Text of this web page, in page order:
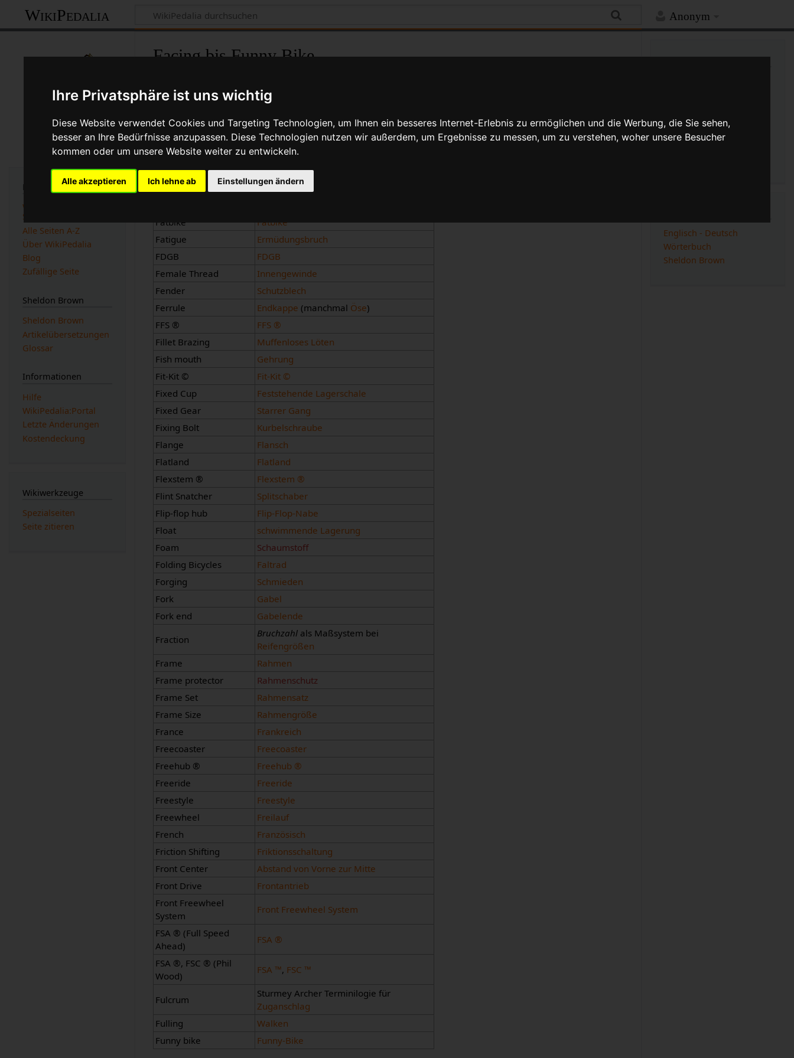
Ihre Privatsphäre ist uns wichtig
Diese Website verwendet Cookies und Targeting Technologien, um Ihnen ein besseres Internet-Erlebnis zu ermöglichen und die Werbung, die Sie sehen,
besser an Ihre Bedürfnisse anzupassen. Diese Technologien nutzen wir außerdem, um Ergebnisse zu messen, um zu verstehen, woher unsere Besucher
kommen oder um unsere Website weiter zu entwickeln.
Alle akzeptieren Ich lehne ab Einstellungen ändern
Anonym
WikiPedalia
Facing bis Funny Bike
Englisch
Deutsch
Facing
Planfräsen
Fading
Bremsschwund
Fairing
Verkleidung
False Flat
Falsche Ebene
Fatbike
Fatbike
Fatigue
Ermüdungsbruch
FDGB
FDGB
Female Thread
Innengewinde
Fender
Schutzblech
Ferrule
Endkappe (manchmal Öse)
FFS ®
FFS ®
Fillet Brazing
Muffenloses Löten
Fish mouth
Gehrung
Fit-Kit ©
Fit-Kit ©
Fixed Cup
Feststehende Lagerschale
Fixed Gear
Starrer Gang
Fixing Bolt
Kurbelschraube
Flange
Flansch
Flatland
Flatland
Flexstem ®
Flexstem ®
Flint Snatcher
Splitschaber
Flip-flop hub
Flip-Flop-Nabe
Float
schwimmende Lagerung
Foam
Schaumstoff
Folding Bicycles
Faltrad
Forging
Schmieden
Fork
Gabel
Fork end
Gabelende
Fraction
Bruchzahl als Maßsystem bei
Reifengrößen
Frame
Rahmen
Frame protector
Rahmenschutz
Frame Set
Rahmensatz
Frame Size
Rahmengröße
France
Frankreich
Freecoaster
Freecoaster
Freehub ®
Freehub ®
Freeride
Freeride
Freestyle
Freestyle
Freewheel
Freilauf
French
Französisch
Friction Shifting
Friktionsschaltung
Front Center
Abstand von Vorne zur Mitte
Front Drive
Frontantrieb
Front Freewheel
System
Front Freewheel System
FSA ® (Full Speed
Ahead)
FSA ®
FSA ®, FSC ® (Phil
Wood)
FSA ™, FSC ™
Fulcrum
Sturmey Archer Terminilogie für
Zuganschlag
Fulling
Walken
Funny bike
Funny-Bike
Navigation
WikiPedalia -
Startseite
Alle Seiten A-Z
Über WikiPedalia
Blog
Zufällige Seite
Sheldon Brown
Sheldon Brown
Artikelübersetzungen
Glossar
Informationen
Hilfe
WikiPedalia:Portal
Letzte Änderungen
Kostendeckung
Wikiwerkzeuge
Spezialseiten
Seite zitieren
Mehr
Druckversion
Permanenter Link
Seiten­­informationen
Englisch - Deutsch
Wörterbuch
Sheldon Brown